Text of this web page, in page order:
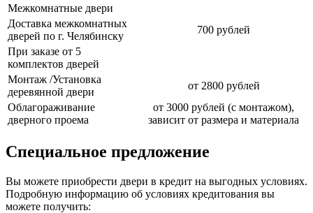
Межкомнатные двери
Доставка межкомнатных
дверей по г. Челябинску
700 рублей
При заказе от 5
комплектов дверей
Монтаж /Установка
деревянной двери
от 2800 рублей
Облагораживание
дверного проема
от 3000 рублей (с монтажом),
зависит от размера и материала
Специальное предложение
Вы можете приобрести двери в кредит на выгодных условиях.
Подробную информацию об условиях кредитования вы
можете получить: